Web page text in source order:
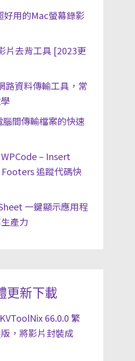
好用的Mac螢幕錄影
片去背工具 [2023更
路資料傳輸工具，常
間傳輸檔案的快速
– Insert
追蹤代碼快
一鍵顯示應用程
產力
更新下載
66.0.0 繁
，將影片封裝成